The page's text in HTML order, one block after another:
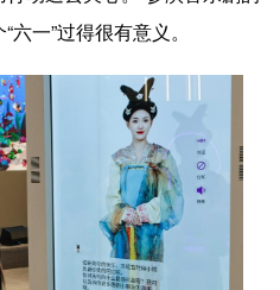
一”过得很有意义。